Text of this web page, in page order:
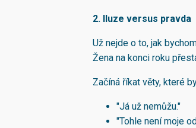
2. Iluze versus pravda
Už nejde o to, jak
Žena na konci roku
Začíná říkat věty, které
"Já už nemůžu."
"Tohle není moje